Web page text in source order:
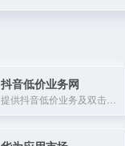
抖音低价业务网
提供抖音低价业务及双击马线报助手服务的平台。